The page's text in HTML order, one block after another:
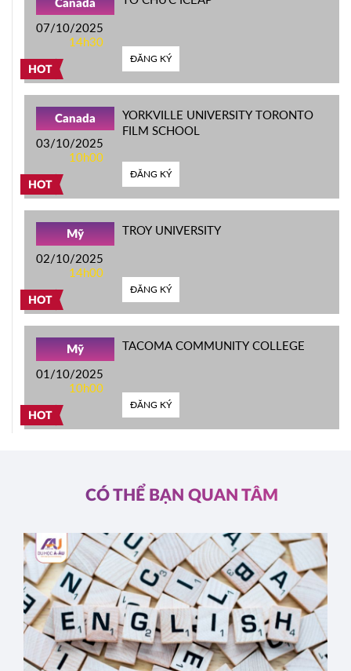
HOT
Canada
07/10/2025
14h30
ĐĂNG KÝ
HOT
Canada
03/10/2025
10h00
YORKVILLE UNIVERSITY TORONTO
FILM SCHOOL
ĐĂNG KÝ
HOT
Mỹ
02/10/2025
14h00
TROY UNIVERSITY
ĐĂNG KÝ
HOT
Mỹ
01/10/2025
10h00
TACOMA COMMUNITY COLLEGE
ĐĂNG KÝ
CÓ THỂ BẠN QUAN TÂM